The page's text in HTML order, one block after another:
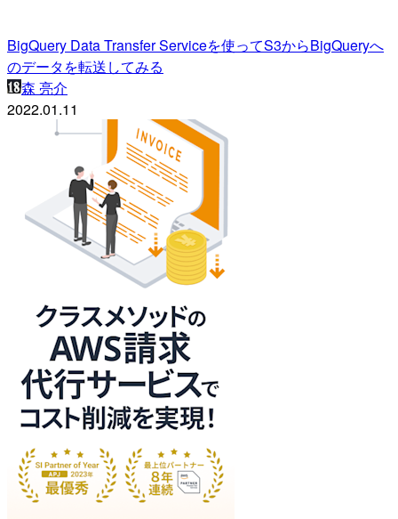
BigQuery Data Transfer Serviceを使ってS3からBigQueryへ
のデータを転送してみる
森 亮介
2022.01.11